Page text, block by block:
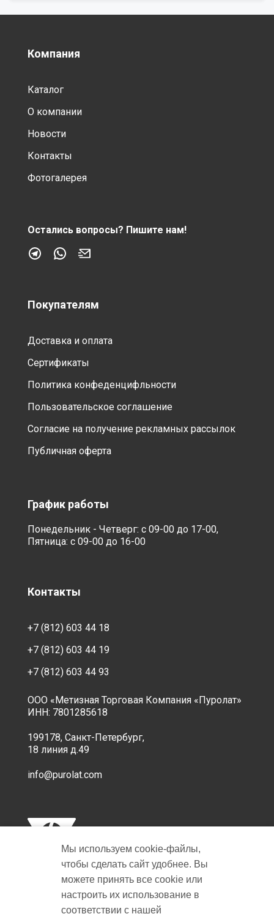
Компания
Каталог
О компании
Новости
Контакты
Фотогалерея
Остались вопросы? Пишите нам!
Покупателям
Доставка и оплата
Сертификаты
Политика конфеденцифльности
Пользовательское соглашение
Согласие на получение рекламных рассылок
Публичная оферта
График работы
Понедельник - Четверг: с 09-00 до 17-00,
Пятница: с 09-00 до 16-00
Контакты
+7 (812) 603 44 18
+7 (812) 603 44 19
+7 (812) 603 44 93
ООО «Метизная Торговая Компания «Пуролат»
ИНН: 7801285618
199178, Санкт-Петербург,
18 линия д.49
info@purolat.com
Copyright © 2001-2026 Пуролат.
Мы используем cookie‑файлы,
чтобы сделать сайт удобнее. Вы
можете принять все cookie или
настроить их использование в
соответствии с нашей